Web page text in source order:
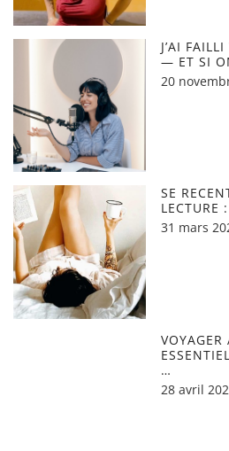
J’AI
— ET SI
20
SE
LECTURE
31 mars
VOYAGER
…
28 avril